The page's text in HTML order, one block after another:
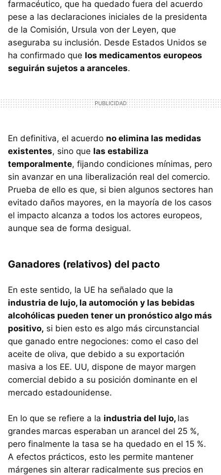
farmacéutico, que ha quedado fuera del acuerdo
pese a las declaraciones iniciales de la presidenta
de la Comisión, Ursula von der Leyen, que
aseguraba su inclusión. Desde Estados Unidos se
ha confirmado que los medicamentos europeos
seguirán sujetos a aranceles.
En definitiva, el acuerdo no elimina las medidas
existentes, sino que las estabiliza
temporalmente, fijando condiciones mínimas, pero
sin avanzar en una liberalización real del comercio.
Prueba de ello es que, si bien algunos sectores han
evitado daños mayores, en la mayoría de los casos
el impacto alcanza a todos los actores europeos,
aunque sea de forma desigual.
Ganadores (relativos) del pacto
En este sentido, la UE ha señalado que la
industria de lujo, la automoción y las bebidas
alcohólicas pueden tener un pronóstico algo más
positivo, si bien esto es algo más circunstancial
que ganado entre negociones: como el caso del
aceite de oliva, que debido a su exportación
masiva a los EE. UU, dispone de mayor margen
comercial debido a su posición dominante en el
mercado estadounidense.
En lo que se refiere a la industria del lujo, las
grandes marcas esperaban un arancel del 25 %,
pero finalmente la tasa se ha quedado en el 15 %.
A efectos prácticos, esto les permite mantener
márgenes sin alterar radicalmente sus precios en